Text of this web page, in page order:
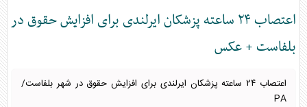
اعتصاب ۲۴ ساعته پزشکان ایرلندی برای افزایش حقوق در
بلفاست + عکس
اعتصاب ۲۴ ساعته پزشکان ایرلندی برای افزایش حقوق در شهر بلفاست/
PA